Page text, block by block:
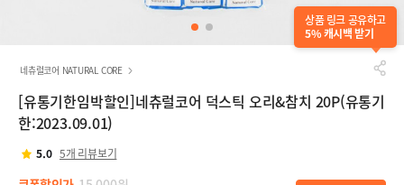
상품 링크 공유하고
5% 캐시백 받기
네츄럴코어 NATURAL CORE
[유통기한임박할인]네츄럴코어 덕스틱 오리&참치 20P(유통기
한:2023.09.01)
5.0 5개 리뷰보기